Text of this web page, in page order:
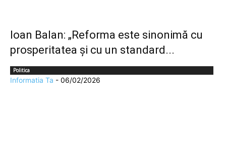
Ioan Balan: „Reforma este sinonimă cu
prosperitatea și cu un standard...
Politica
Informatia Ta - 06/02/2026